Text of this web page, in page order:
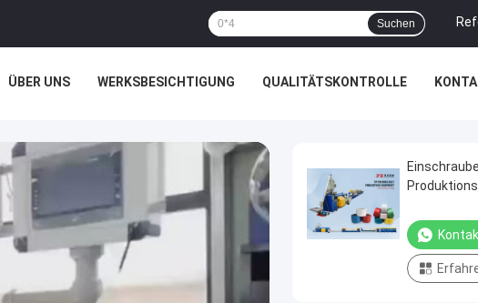
Suchen
ÜBER UNS WERKSBESICHTIGUNG QUALITÄTSKONTROLLE